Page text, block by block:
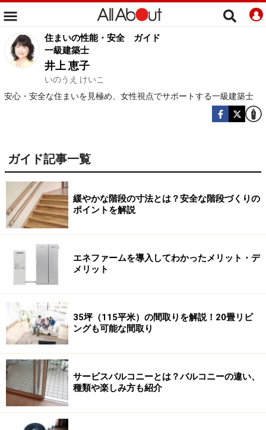
住まいの性能・安全
ガイド
一級建築士
井上 恵子
いのうえ けいこ
安心・安全な住まいを見極め、女性視点でサポートする一級建築士
ガイド記事一覧
緩やかな階段の寸法とは？安全な階段づくりの
ポイントを解説
エネファームを導入してわかったメリット・デ
メリット
35坪（115平米）の間取りを解説！20畳リビ
ングも可能な間取り
サービスバルコニーとは？バルコニーの違い、
種類や楽しみ方も紹介